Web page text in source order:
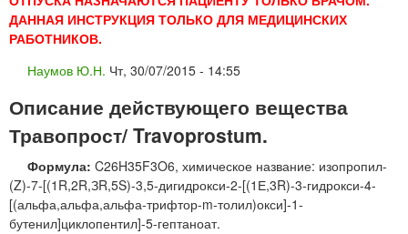
ДАННАЯ ИНСТРУКЦИЯ ТОЛЬКО ДЛЯ МЕДИЦИНСКИХ
РАБОТНИКОВ.
Наумов Ю.Н. Чт, 30/07/2015 - 14:55
Описание действующего вещества
Травопрост/ Travoprostum.
Формула: C26H35F3O6, химическое название: изопропил-
(Z)-7-[(1R,2R,ЗR,5S)-3,5-дигидрокси-2-[(1Е,3R)-3-гидрокси-4-
[(альфа,альфа,альфа-трифтор-m-толил)окси]-1-
бутенил]циклопентил]-5-гептаноат.